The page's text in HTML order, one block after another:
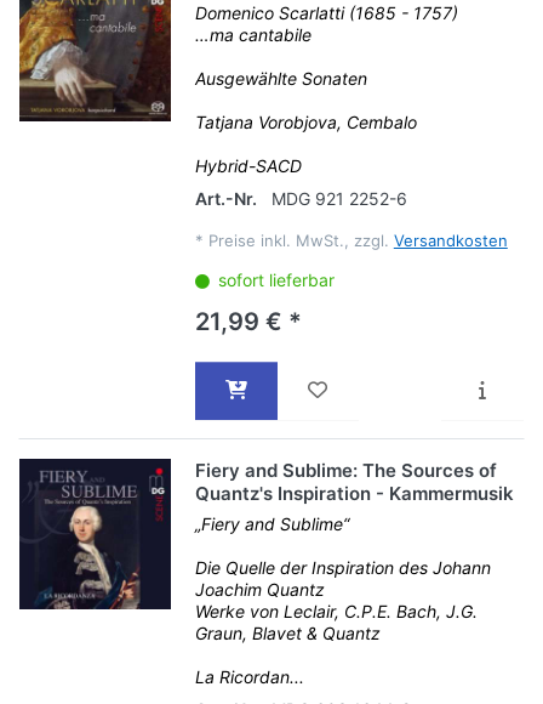
Domenico Scarlatti (1685 - 1757)
…ma cantabile
Ausgewählte Sonaten
Tatjana Vorobjova, Cembalo
Hybrid-SACD
Art.-Nr.
MDG 921 2252-6
* Preise inkl. MwSt., zzgl. Versandkosten
sofort lieferbar
21,99 € *
Fiery and Sublime: The Sources of
Quantz's Inspiration - Kammermusik
„Fiery and Sublime“
Die Quelle der Inspiration des Johann
Joachim Quantz
Werke von Leclair, C.P.E. Bach, J.G.
Graun, Blavet & Quantz
La Ricordan...